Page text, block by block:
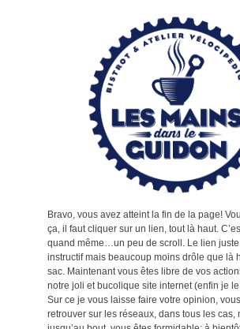
Bravo, vous avez atteint la fin de la page!
ça, il faut cliquer sur un lien, tout là haut.
quand même…un peu de scroll. Le lien juste
instructif mais beaucoup moins drôle que là
sac. Maintenant vous êtes libre de vos
notre joli et bucolique site internet (enfin je
Sur ce je vous laisse faire votre opinion,
retrouver sur les réseaux, dans tous les cas,